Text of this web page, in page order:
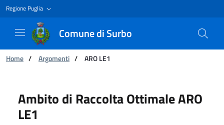
Regione Puglia
Comune di Surbo
Ti trovi in:
Home / Argomenti / ARO LE1
Ambito di Raccolta Ottimale ARO
LE1